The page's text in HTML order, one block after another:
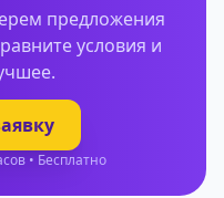
предложения
условия и
• Бесплатно